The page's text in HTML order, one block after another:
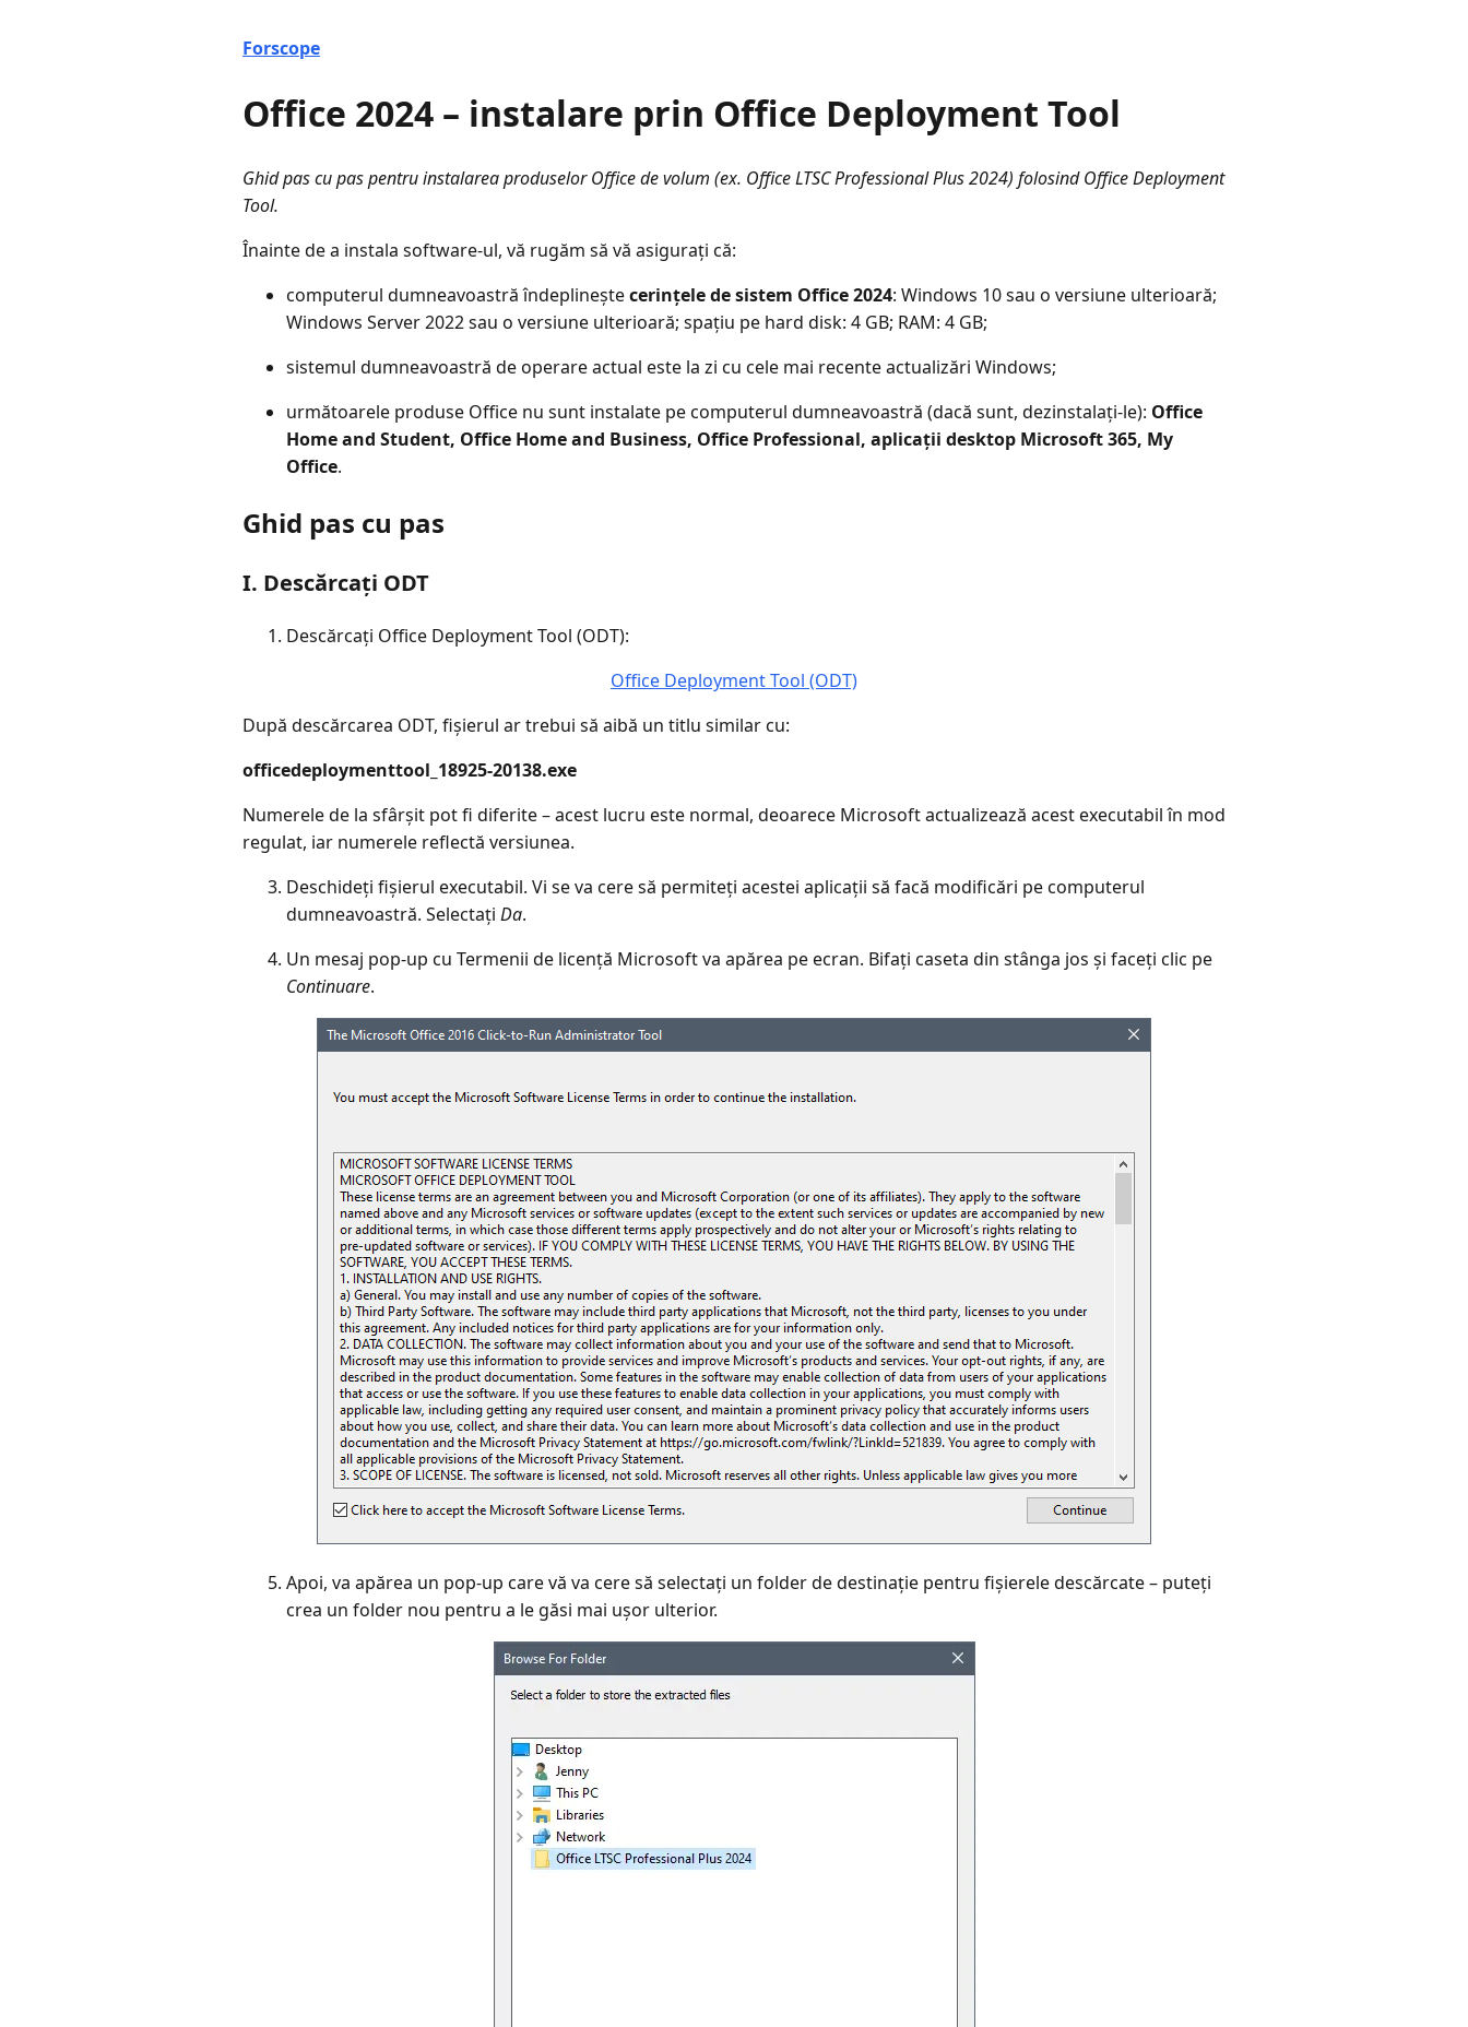
Forscope
Office 2024 – instalare prin Office Deployment Tool
Ghid pas cu pas pentru instalarea produselor Office de volum (ex. Office LTSC Professional Plus 2024) folosind Office Deployment
Tool.
Înainte de a instala software-ul, vă rugăm să vă asigurați că:
computerul dumneavoastră îndeplineștecerințele de sistem Office 2024: Windows 10 sau o versiune ulterioară;
Windows Server 2022 sau o versiune ulterioară; spațiu pe hard disk: 4 GB; RAM: 4 GB;
sistemul dumneavoastră de operare actual este la zi cu cele mai recente actualizări Windows;
următoarele produse Office nu sunt instalate pe computerul dumneavoastră (dacă sunt, dezinstalați-le): Office
Home and Student, Office Home and Business, Office Professional, aplicații desktop Microsoft 365, My
Office.
Ghid pas cu pas
I. Descărcați ODT
Descărcați Office Deployment Tool (ODT):
Office Deployment Tool (ODT)
După descărcarea ODT, fișierul ar trebui să aibă un titlu similar cu:
officedeploymenttool_18925-20138.exe
Numerele de la sfârșit pot fi diferite – acest lucru este normal, deoarece Microsoft actualizează acest executabil în mod
regulat, iar numerele reflectă versiunea.
Deschideți fișierul executabil. Vi se va cere să permiteți acestei aplicații să facă modificări pe computerul
dumneavoastră. Selectați Da.
Un mesaj pop-up cu Termenii de licență Microsoft va apărea pe ecran. Bifați caseta din stânga jos și faceți clic pe
Continuare.
Apoi, va apărea un pop-up care vă va cere să selectați un folder de destinație pentru fișierele descărcate – puteți
crea un folder nou pentru a le găsi mai ușor ulterior.